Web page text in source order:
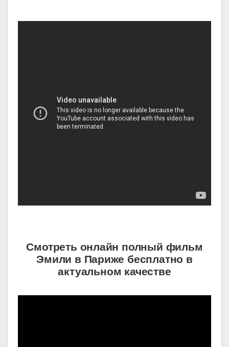
Смотреть онлайн полный фильм
Эмили в Париже бесплатно в
актуальном качестве